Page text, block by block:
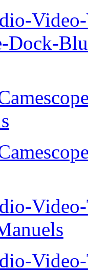
Dock-